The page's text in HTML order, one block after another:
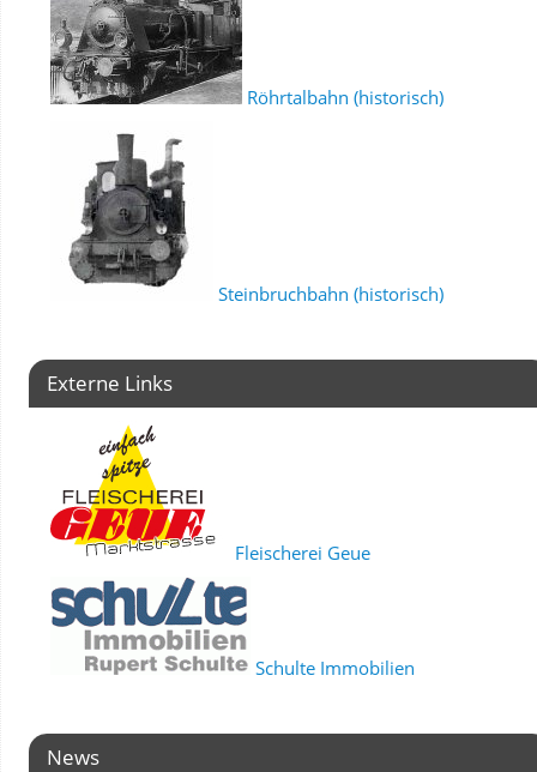
Röhrtalbahn (historisch)
Steinbruchbahn (historisch)
Externe Links
Fleischerei Geue
Schulte Immobilien
News